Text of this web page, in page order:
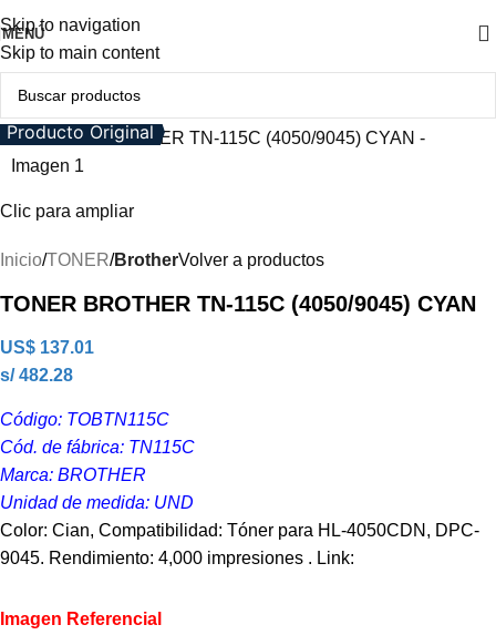
Skip to navigation
Skip to main content
MENÚ
Producto Original
Clic para ampliar
Inicio TONER BrotherVolver a productos
TONER BROTHER TN-115C (4050/9045) CYAN
US$ 137.01
s/ 482.28
Código: TOBTN115C
Cód. de fábrica: TN115C
Marca: BROTHER
Unidad de medida: UND
Color: Cian, Compatibilidad: Tóner para HL-4050CDN, DPC-
9045. Rendimiento: 4,000 impresiones . Link:
Imagen Referencial